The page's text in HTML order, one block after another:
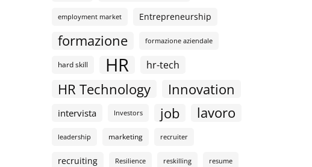
employment market Entrepreneurship
formazione formazione aziendale
hard skill HR hr-tech
HR Technology Innovation
intervista Investors job lavoro
leadership marketing recruiter
recruiting Resilience reskilling resume